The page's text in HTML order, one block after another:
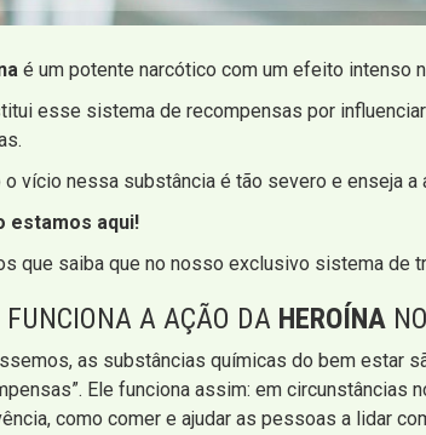
é um potente narcótico com um efeito intenso
esse sistema de recompensas por
vício nessa substância é tão severo e enseja
estamos aqui!
que saiba que no nosso exclusivo sistema de
FUNCIONA A AÇÃO DA HEROÍNA
as substâncias químicas do bem estar
Ele funciona assim: em
como comer e ajudar as pessoas a lidar